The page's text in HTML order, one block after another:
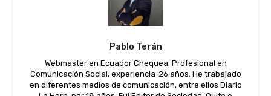
Pablo Terán
Webmaster en Ecuador Chequea. Profesional en
Comunicación Social, experiencia-26 años. He trabajado
en diferentes medios de comunicación, entre ellos Diario